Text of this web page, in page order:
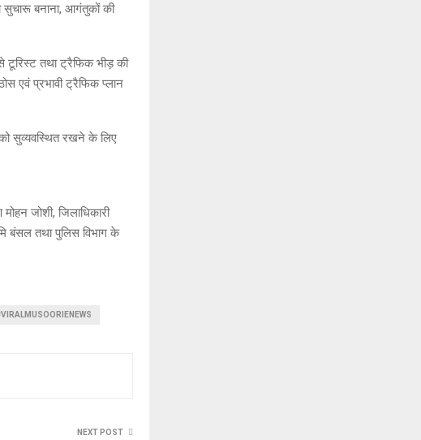
सुचारू बनाना, आगंतुकों की
से टूरिस्ट तथा ट्रैफिक भीड़ की
एवं प्रभावी ट्रैफिक प्लान
को सुव्यवस्थित रखने के लिए
जोशी, जिलाधिकारी
बंसल तथा पुलिस विभाग के
NEXT POST